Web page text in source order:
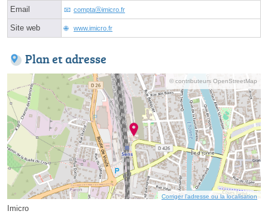
Email comptaⓐimicro.fr
Site web www.imicro.fr
Plan et adresse
© contributeurs OpenStreetMap
Corriger l’adresse ou la localisation
Imicro